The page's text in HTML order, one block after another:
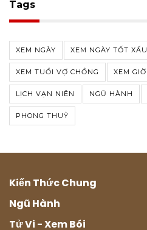
Tags
XEM NGÀY XEM NGÀY TỐT XẤU
XEM TUỔI VỢ CHỒNG XEM GIỜ
LỊCH VẠN NIÊN NGŨ HÀNH
PHONG THUỶ
Kiến Thức Chung
Ngũ Hành
Tử Vi - Xem Bói